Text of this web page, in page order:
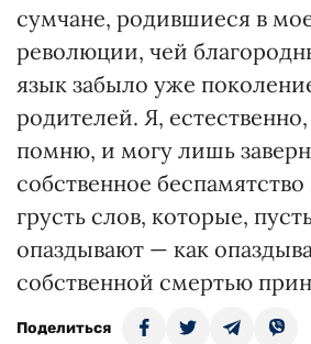
сумчане, родившиеся в
революции, чей
язык забыло уже
родителей. Я,
помню, и могу лишь
собственное
грусть слов, которые,
опаздывают — как
собственной смертью
Поделиться